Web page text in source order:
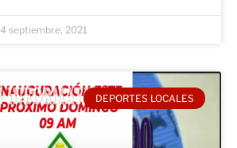
4 septiembre, 2021
DEPORTES LOCALES